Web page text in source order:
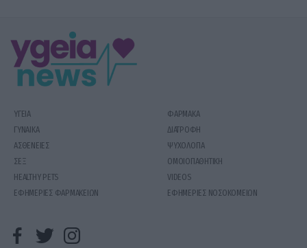
ΥΓΕΙΑ
ΦΑΡΜΑΚΑ
ΓΥΝΑΙΚΑ
ΔΙΑΤΡΟΦΗ
ΑΣΘΕΝΕΙΕΣ
ΨΥΧΟΛΟΓΙΑ
ΣΕΞ
ΟΜΟΙΟΠΑΘΗΤΙΚΗ
HEALTHY PETS
VIDEOS
ΕΦΗΜΕΡΙΕΣ ΦΑΡΜΑΚΕΙΩΝ
ΕΦΗΜΕΡΙΕΣ ΝΟΣΟΚΟΜΕΙΩΝ